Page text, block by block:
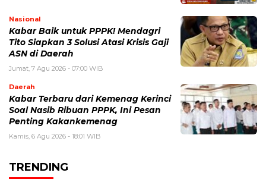
Nasional
Kabar Baik untuk PPPK! Mendagri
Tito Siapkan 3 Solusi Atasi Krisis Gaji
ASN di Daerah
Jumat, 7 Agu 2026 - 07:00 WIB
Daerah
Kabar Terbaru dari Kemenag Kerinci
Soal Nasib Ribuan PPPK, Ini Pesan
Penting Kakankemenag
Kamis, 6 Agu 2026 - 18:01 WIB
TRENDING